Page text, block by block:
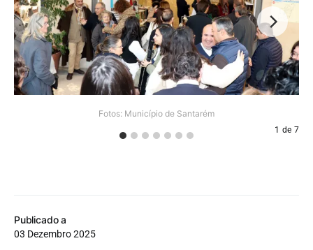
Publicado a
03 Dezembro 2025
Fotos: Município de Santarém
1 de 7